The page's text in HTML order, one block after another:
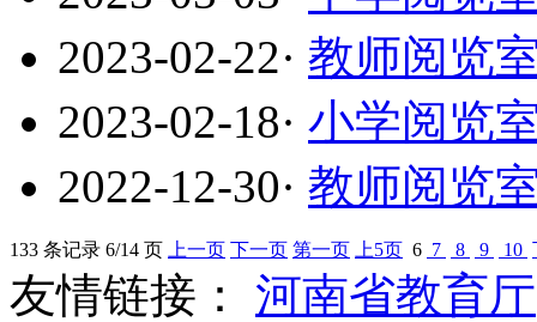
2023-02-22· 教师阅览
2023-02-18· 小学阅览
2022-12-30· 教师阅览
133 条记录 6/14 页 上一页 下一页 第一页 上5页 6 7 8 9 10
友情链接： 河南省教育厅